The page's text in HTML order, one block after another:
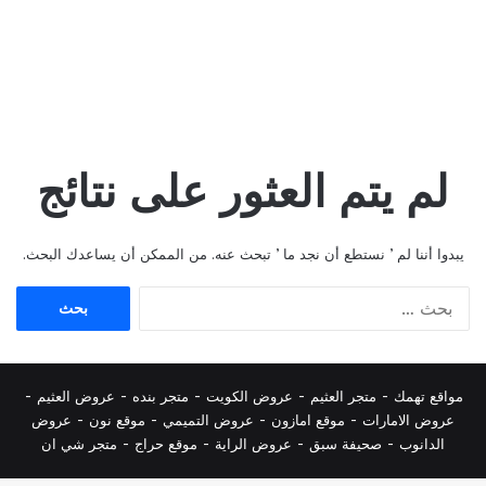
لم يتم العثور على نتائج
يبدوا أننا لم ’ نستطع أن نجد ما ’ تبحث عنه. من الممكن أن يساعدك البحث.
مواقع تهمك - متجر العثيم - عروض الكويت - متجر بنده - عروض العثيم -
عروض الامارات - موقع امازون - عروض التميمي - موقع نون - عروض
الدانوب - صحيفة سبق - عروض الراية - موقع حراج - متجر شي ان